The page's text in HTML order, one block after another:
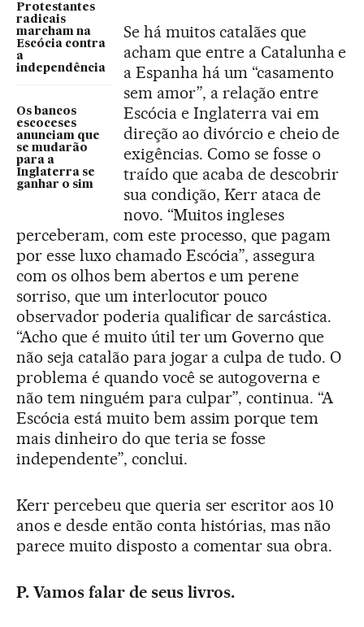
Protestantes
radicais
marcham na
Escócia contra
a
independência
Os bancos
escoceses
anunciam que
se mudarão
para a
Inglaterra se
ganhar o sim
Se há muitos catalães que
acham que entre a Catalunha e
a Espanha há um “casamento
sem amor”, a relação entre
Escócia e Inglaterra vai em
direção ao divórcio e cheio de
exigências. Como se fosse o
traído que acaba de descobrir
sua condição, Kerr ataca de
novo. “Muitos ingleses
perceberam, com este processo, que pagam
por esse luxo chamado Escócia”, assegura
com os olhos bem abertos e um perene
sorriso, que um interlocutor pouco
observador poderia qualificar de sarcástica.
“Acho que é muito útil ter um Governo que
não seja catalão para jogar a culpa de tudo. O
problema é quando você se autogoverna e
não tem ninguém para culpar”, continua. “A
Escócia está muito bem assim porque tem
mais dinheiro do que teria se fosse
independente”, conclui.
Kerr percebeu que queria ser escritor aos 10
anos e desde então conta histórias, mas não
parece muito disposto a comentar sua obra.
P. Vamos falar de seus livros.